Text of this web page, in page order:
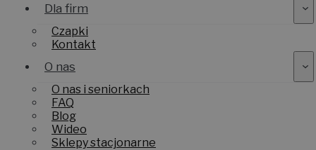
Dla firm
Czapki
Kontakt
O nas
O nas i seniorkach
FAQ
Blog
Wideo
Sklepy stacjonarne